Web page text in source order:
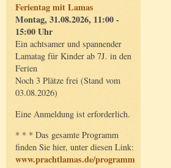
Ferientag mit Lamas
Montag, 31.08.2026, 11:00 -
15:00 Uhr
Ein achtsamer und spannender
Lamatag für Kinder ab 7J. in den
Ferien
Noch 3 Plätze frei (Stand vom
03.08.2026)
Eine Anmeldung ist erforderlich.
* * * Das gesamte Programm
finden Sie hier, unter diesen Link:
www.prachtlamas.de/programm